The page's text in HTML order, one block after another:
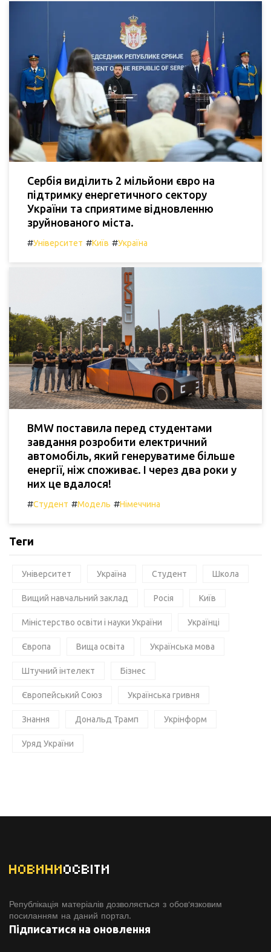
Сербія виділить 2 мільйони євро на
підтримку енергетичного сектору
України та сприятиме відновленню
зруйнованого міста.
#Університет #Київ #Україна
BMW поставила перед студентами
завдання розробити електричний
автомобіль, який генеруватиме більше
енергії, ніж споживає. І через два роки у
них це вдалося!
#Студент #Модель #Німеччина
Теги
Університет Україна Студент Школа
Вищий навчальний заклад Росія Київ
Міністерство освіти і науки України Українці
Європа Вища освіта Українська мова
Штучний інтелект Бізнес
Європейський Союз Українська гривня
Знання Дональд Трамп Укрінформ
Уряд України
НОВИНИОСВІТИ
Републікація матеріалів дозволяється з обов'язковим
посиланням на даний портал.
Підписатися на оновлення